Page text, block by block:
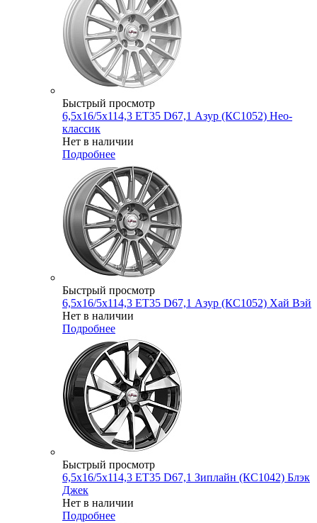
Быстрый просмотр
6,5x16/5x114,3 ET35 D67,1 Азур (КС1052) Нео-
классик
Нет в наличии
Подробнее
Быстрый просмотр
6,5x16/5x114,3 ET35 D67,1 Азур (КС1052) Хай Вэй
Нет в наличии
Подробнее
Быстрый просмотр
6,5x16/5x114,3 ET35 D67,1 Зиплайн (КС1042) Блэк
Джек
Нет в наличии
Подробнее